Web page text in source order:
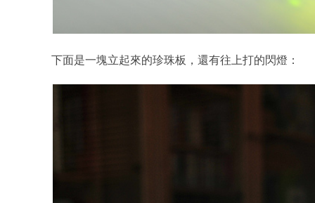
下面是一塊立起來的珍珠板，還有往上打的閃燈：